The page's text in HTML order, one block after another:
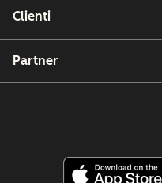
Clienti
Partner